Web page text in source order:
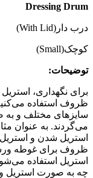
Dressing Drum
درب دار(With Lid)
کوچک(Small)
توضیحات:
برای نگهداری، استریل
ظروف استفاده
سایزهای مختلف و
می‌گردند. به عنوان
استریل شدن و استریل
ظروف برای غوطه
استریل استفاده
چه به صورت استریل و